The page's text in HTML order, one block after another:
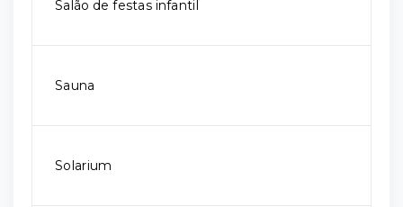
Salão de festas infantil
Sauna
Solarium